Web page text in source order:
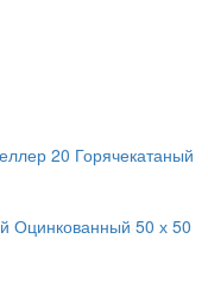
20 Горячекатаный
Оцинкованный 50 х 50